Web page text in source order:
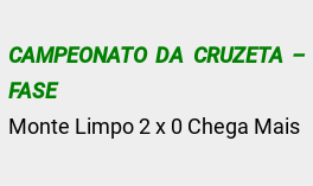
CAMPEONATO DA CRUZETA
FASE
Monte Limpo 2 x 0 Chega Mais